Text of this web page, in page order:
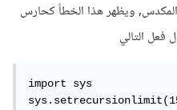
ويظهر هذا الخطأ كحارس
التالي
import sys